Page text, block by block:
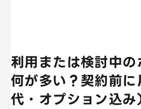
利用または検討中の
何が多い？契約前に
代・オプション込み